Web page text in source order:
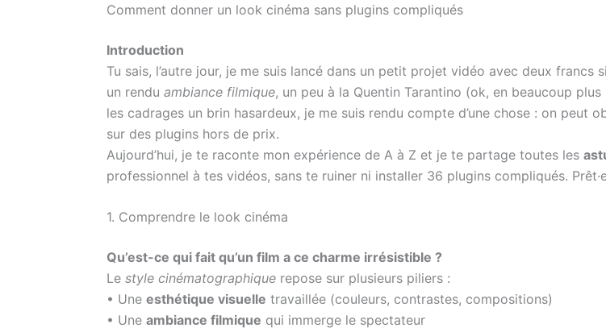
Comment donner un look cinéma sans plugins compliqués
Introduction
Tu sais, l’autre jour, je me suis lancé dans un petit projet vidéo avec deux francs
un rendu ambiance filmique, un peu à la Quentin Tarantino (ok, en beaucoup
les cadrages un brin hasardeux, je me suis rendu compte d’une chose : on peut
sur des plugins hors de prix.
Aujourd’hui, je te raconte mon expérience de A à Z et je te partage toutes les
professionnel à tes vidéos, sans te ruiner ni installer 36 plugins compliqués.
1. Comprendre le look cinéma
Qu’est-ce qui fait qu’un film a ce charme irrésistible ?
Le style cinématographique repose sur plusieurs piliers :
• Une esthétique visuelle travaillée (couleurs, contrastes, compositions)
• Une ambiance filmique qui immerge le spectateur